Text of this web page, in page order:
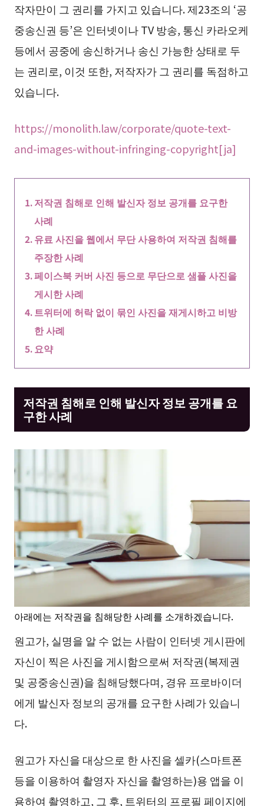
작자만이 그 권리를 가지고 있습니다. 제23조의 ‘공
중송신권 등’은 인터넷이나 TV 방송, 통신 카라오케
등에서 공중에 송신하거나 송신 가능한 상태로 두
는 권리로, 이것 또한, 저작자가 그 권리를 독점하고
있습니다.
https://monolith.law/corporate/quote-text-
and-images-without-infringing-copyright[ja]
저작권 침해로 인해 발신자 정보 공개를 요구한
사례
유료 사진을 웹에서 무단 사용하여 저작권 침해를
주장한 사례
페이스북 커버 사진 등으로 무단으로 샘플 사진을
게시한 사례
트위터에 허락 없이 묶인 사진을 재게시하고 비방
한 사례
요약
저작권 침해로 인해 발신자 정보 공개를 요
구한 사례
아래에는 저작권을 침해당한 사례를 소개하겠습니다.
원고가, 실명을 알 수 없는 사람이 인터넷 게시판에
자신이 찍은 사진을 게시함으로써 저작권(복제권
및 공중송신권)을 침해당했다며, 경유 프로바이더
에게 발신자 정보의 공개를 요구한 사례가 있습니
다.
원고가 자신을 대상으로 한 사진을 셀카(스마트폰
등을 이용하여 촬영자 자신을 촬영하는)용 앱을 이
용하여 촬영하고, 그 후, 트위터의 프로필 페이지에